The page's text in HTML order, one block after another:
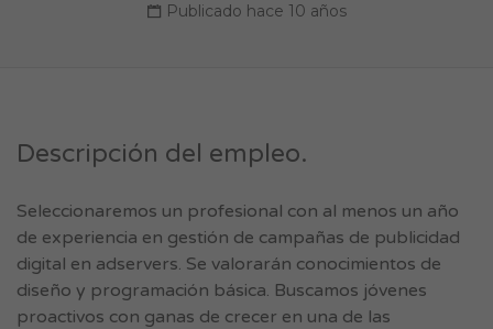
Publicado hace 10 años
Descripción del empleo.
Seleccionaremos un profesional con al menos un año
de experiencia en gestión de campañas de publicidad
digital en adservers. Se valorarán conocimientos de
diseño y programación básica. Buscamos jóvenes
proactivos con ganas de crecer en una de las